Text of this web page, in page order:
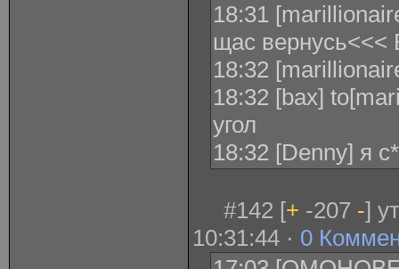
18:31
щас
18:32
18:32 [bax]
угол
18:32 [Denny] я
#142 [+ -207 -]
10:31:44 · 0